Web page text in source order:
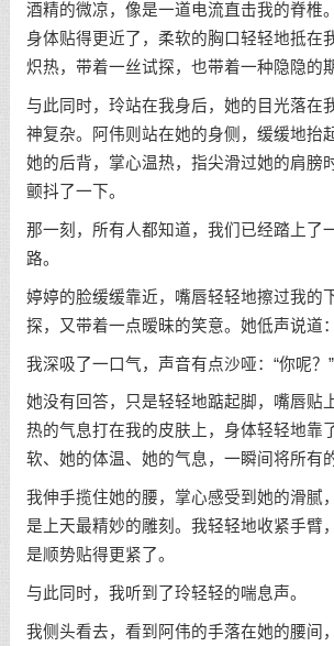
酒精的微凉，像是一道电流直击我的脊椎
身体贴得更近了，柔软的胸口轻轻地抵在
炽热，带着一丝试探，也带着一种隐隐的
与此同时，玲站在我身后，她的目光落在
神复杂。阿伟则站在她的身侧，缓缓地抬
她的后背，掌心温热，指尖滑过她的肩膀
颤抖了一下。
那一刻，所有人都知道，我们已经踏上了
路。
婷婷的脸缓缓靠近，嘴唇轻轻地擦过我的
探，又带着一点暧昧的笑意。她低声说道
我深吸了一口气，声音有点沙哑：“你呢？”
她没有回答，只是轻轻地踮起脚，嘴唇贴
热的气息打在我的皮肤上，身体轻轻地靠
软、她的体温、她的气息，一瞬间将所有
我伸手揽住她的腰，掌心感受到她的滑腻
是上天最精妙的雕刻。我轻轻地收紧手臂
是顺势贴得更紧了。
与此同时，我听到了玲轻轻的喘息声。
我侧头看去，看到阿伟的手落在她的腰间